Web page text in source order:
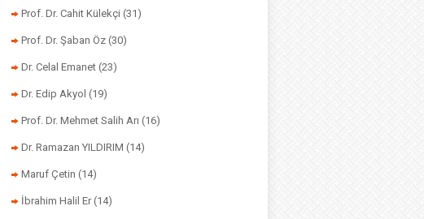
Prof. Dr. Cahit Külekçi (31)
Prof. Dr. Şaban Öz (30)
Dr. Celal Emanet (23)
Dr. Edip Akyol (19)
Prof. Dr. Mehmet Salih Arı (16)
Dr. Ramazan YILDIRIM (14)
Maruf Çetin (14)
İbrahim Halil Er (14)